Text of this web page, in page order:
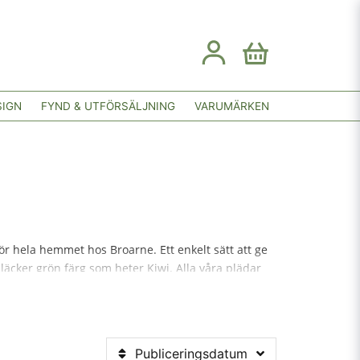
FYND & UTFÖRSÄLJNING VARUMÄRKEN
hela hemmet hos Broarne. Ett enkelt sätt att ge
grön färg som heter Kiwi. Alla våra plädar
det blir en fin uppdatering av
Publiceringsdatum